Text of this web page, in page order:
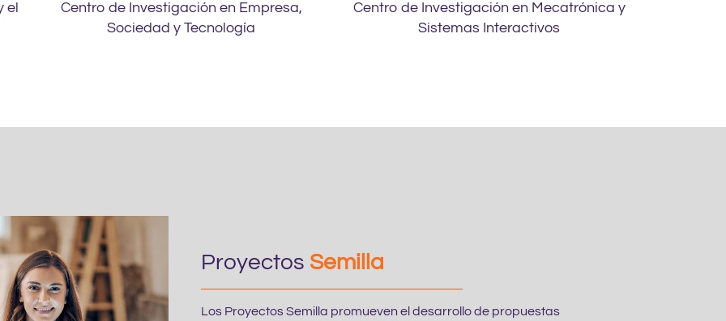
el
Centro de Investigación en Empresa,
Sociedad y Tecnología
Centro de Investigación en Mecatrónica y
Sistemas Interactivos
Proyectos Semilla
Los Proyectos Semilla promueven el desarrollo de propuestas